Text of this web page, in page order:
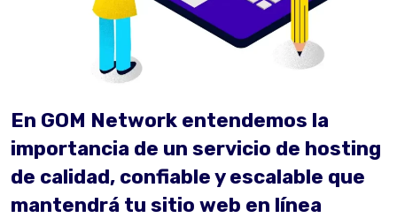
En GOM Network entendemos la
importancia de un servicio de hosting
de calidad, confiable y escalable que
mantendrá tu sitio web en línea